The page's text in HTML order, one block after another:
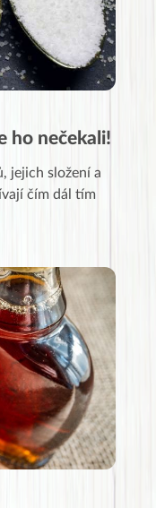
ho nečekali!
jejich složení a
čím dál tím